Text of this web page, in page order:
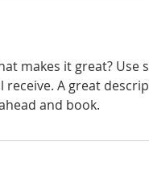
makes it great?
A great
and book.